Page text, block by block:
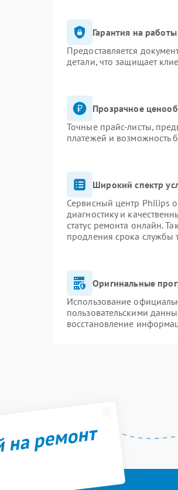
Гарантия на
Предоставляется
детали, что защищает
Прозрачное
Точные прайс-листы,
платежей и возможность
Широкий спектр
Сервисный центр Philips
диагностику и
статус ремонта онлайн.
продления срока службы
Оригинальные
Использование
пользовательскими
восстановление
ремонт